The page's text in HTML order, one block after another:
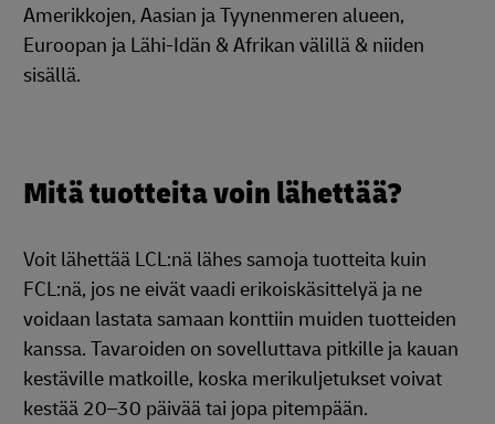
Amerikkojen, Aasian ja Tyynenmeren alueen,
Euroopan ja Lähi-Idän & Afrikan välillä & niiden
sisällä.
Mitä tuotteita voin lähettää?
Voit lähettää LCL:nä lähes samoja tuotteita kuin
FCL:nä, jos ne eivät vaadi erikoiskäsittelyä ja ne
voidaan lastata samaan konttiin muiden tuotteiden
kanssa. Tavaroiden on sovelluttava pitkille ja kauan
kestäville matkoille, koska merikuljetukset voivat
kestää 20–30 päivää tai jopa pitempään.